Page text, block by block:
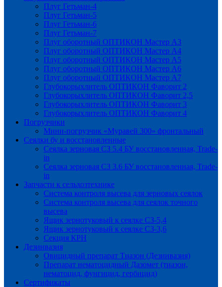
Плуг Гетьман-4
Плуг Гетьман-5
Плуг Гетьман-6
Плуг Гетьман-7
Плуг оборотный ОПТИКОН Мастер А3
Плуг оборотный ОПТИКОН Мастер А4
Плуг оборотный ОПТИКОН Мастер А5
Плуг оборотный ОПТИКОН Мастер А6
Плуг оборотный ОПТИКОН Мастер А7
Глубокорыхлитель ОПТИКОН Фаворит 2
Глубокорыхлитель ОПТИКОН Фаворит 2,5
Глубокорыхлитель ОПТИКОН Фаворит 3
Глубокорыхлитель ОПТИКОН Фаворит 4
Погрузчики
Мини-погрузчик «Муравей 300» фронтальный
Сеялки бу и восстановленные
Сеялка зерновая СЗ 5.4 БУ восстановленная, Trade-
in
Сеялка зерновая СЗ 3.6 БУ восстановленная, Trade-
in
Запчасти к сельхозтехнике
Система контроля высева для зерновых сеялок
Система контроля высева для сеялок точного
высева
Ящик зернотуковый к сеялке СЗ-5,4
Ящик зернотуковый к сеялке СЗ-3,6
Секция КРН
Дезинвазия
Овицидный препарат Тиазон (Дезинвазия)
Препарат нематоцидный Дазомет (тиазон,
нематоцид, фунгицид, гербицид)
Сертификаты